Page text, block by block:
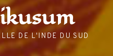
DE L'INDE DU SUD